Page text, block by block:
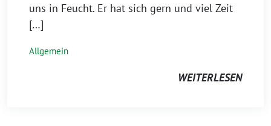
uns in Feucht. Er hat sich gern und viel Zeit
[…]
Allgemein
WEITERLESEN